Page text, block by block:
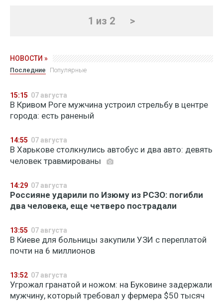
1 из 2 >
НОВОСТИ »
Последние Популярные
15:15 07 августа
В Кривом Роге мужчина устроил стрельбу в центре
города: есть раненый
14:55 07 августа
В Харькове столкнулись автобус и два авто: девять
человек травмированы
14:29 07 августа
Россияне ударили по Изюму из РСЗО: погибли
два человека, еще четверо пострадали
13:55 07 августа
В Киеве для больницы закупили УЗИ с переплатой
почти на 6 миллионов
13:52 07 августа
Угрожал гранатой и ножом: на Буковине задержали
мужчину, который требовал у фермера $50 тысяч